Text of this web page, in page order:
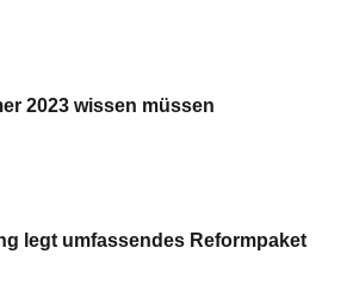
2023 wissen müssen
legt umfassendes Reformpaket